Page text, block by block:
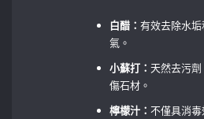
白醋：有效去除水
氣。
小蘇打：天然去污
傷石材。
檸檬汁：不僅具消